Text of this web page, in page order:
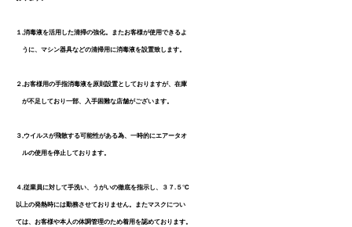
１,消毒液を活用した清掃の強化。またお客様が使用できるよ
うに、マシン器具などの清掃用に消毒液を設置致します。
２,お客様用の手指消毒液を原則設置としておりますが、在庫
が不足しており一部、入手困難な店舗がございます。
３,ウイルスが飛散する可能性がある為、一時的にエアータオ
ルの使用を停止しております。
４,従業員に対して手洗い、うがいの徹底を指示し、３７.５℃
以上の発熱時には勤務させておりません。またマスクについ
ては、お客様や本人の体調管理のため着用を認めております。